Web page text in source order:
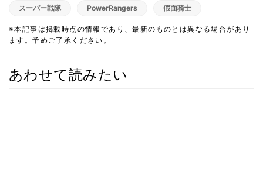
スーパー戦隊 PowerRangers 假面骑士
※本記事は掲載時点の情報であり、最新のものとは異なる場合があり
ます。予めご了承ください。
あわせて読みたい